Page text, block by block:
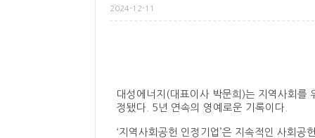
2024-12-11
대성에너지(대표이사 박문희)는 지역사회를
정됐다. 5년 연속의 영예로운 기록이다.
‘지역사회공헌 인정기업’은 지속적인 사회